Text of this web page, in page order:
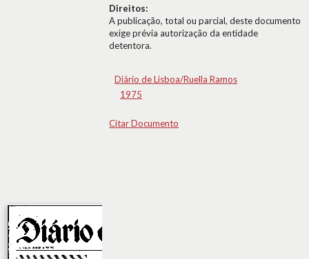
Direitos:
A publicação, total ou parcial, deste documento
exige prévia autorização da entidade
detentora.
Diário de Lisboa/Ruella Ramos
1975
Citar Documento